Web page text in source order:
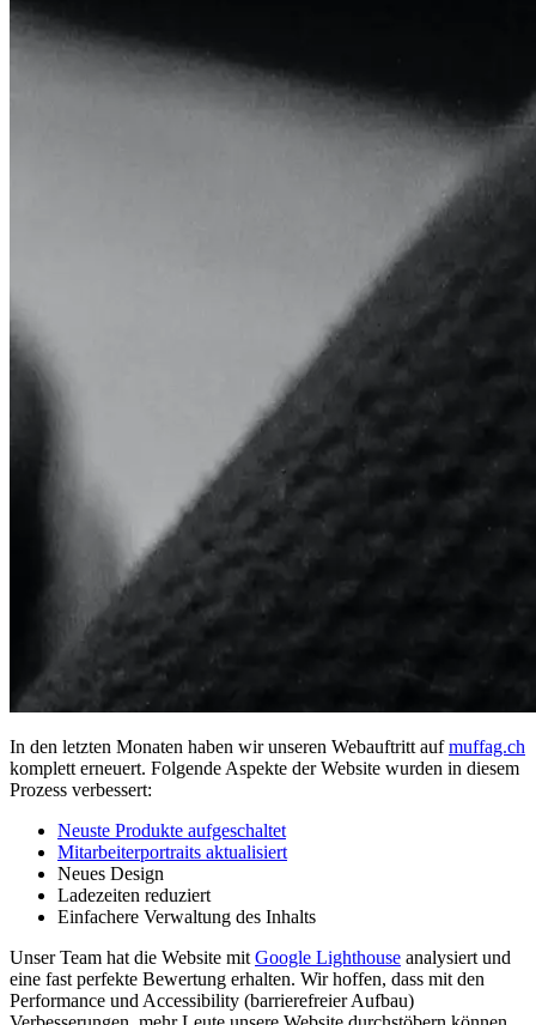
In den letzten Monaten haben wir unseren Webauftritt aufmuffag.ch
komplett erneuert. Folgende Aspekte der Website wurden in diesem
Prozess verbessert:
Neuste Produkte aufgeschaltet
Mitarbeiterportraits aktualisiert
Neues Design
Ladezeiten reduziert
Einfachere Verwaltung des Inhalts
Unser Team hat die Website mit Google Lighthouse analysiert und
eine fast perfekte Bewertung erhalten. Wir hoffen, dass mit den
Performance und Accessibility (barrierefreier Aufbau)